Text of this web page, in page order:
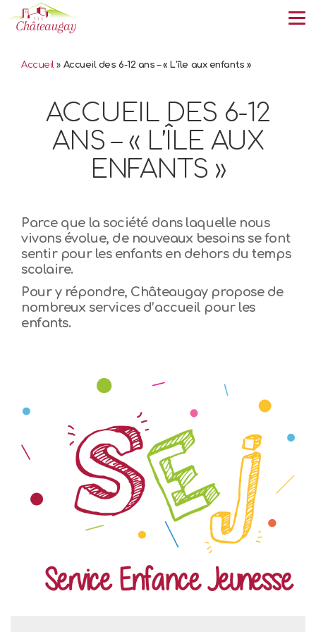
Accueil» Accueil des 6-12 ans – « L’île aux enfants »
ACCUEIL DES 6-12
ANS – « L’ÎLE AUX
ENFANTS »
Parce que la société dans laquelle nous
vivons évolue, de nouveaux besoins se font
sentir pour les enfants en dehors du temps
scolaire.
Pour y répondre, Châteaugay propose de
nombreux services d’accueil pour les
enfants.